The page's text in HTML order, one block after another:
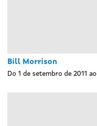
Bill Morrison
Do 1 de setembro de 2011